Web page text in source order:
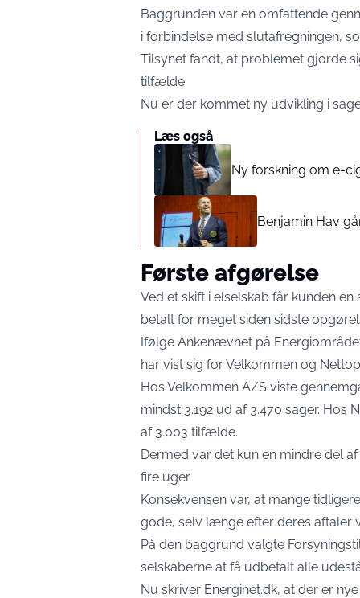
Baggrunden var en omfattende
i forbindelse med slutafregningen,
Tilsynet fandt, at problemet gjorde
tilfælde.
Nu er der kommet ny udvikling i
Læs også
Ny forskning om e-
Benjamin Hav
Første afgørelse
Ved et skift i elselskab får kunden
betalt for meget siden sidste
Ifølge Ankenævnet på
har vist sig for Velkommen og
Hos Velkommen A/S viste
mindst 3.192 ud af 3.470 sager.
af 3.003 tilfælde.
Dermed var det kun en mindre del
fire uger.
Konsekvensen var, at mange
gode, selv længe efter deres aftaler
På den baggrund valgte
selskaberne at få udbetalt alle
Nu skriver Energinet.dk, at der er